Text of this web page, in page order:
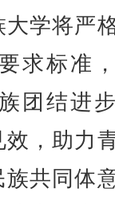
学将严
求标准
团结进
，助力
共同体